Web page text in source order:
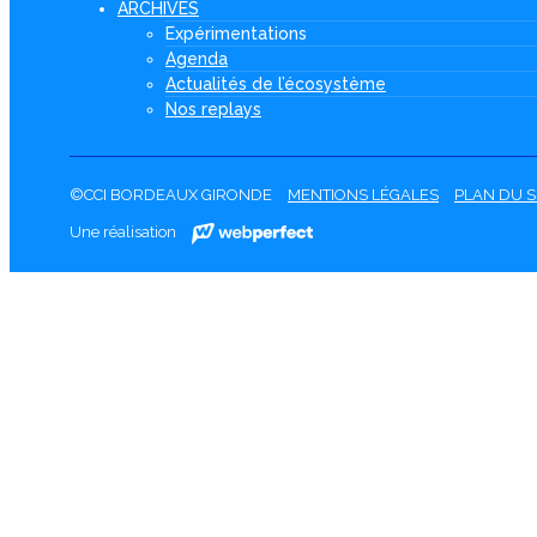
ARCHIVES
Expérimentations
Agenda
Actualités de l’écosystème
Nos replays
©CCI BORDEAUX GIRONDE MENTIONS LÉGALES PLAN DU
Une réalisation